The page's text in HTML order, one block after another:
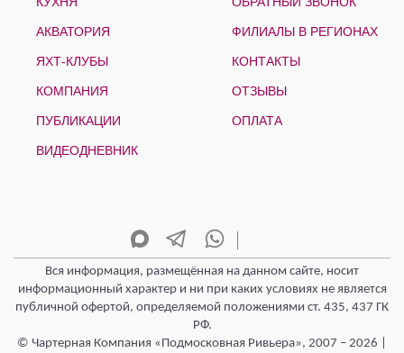
АКВАТОРИЯ
ЯХТ-КЛУБЫ
КОМПАНИЯ
ПУБЛИКАЦИИ
ВИДЕОДНЕВНИК
ФИЛИАЛЫ В РЕГИОНАХ
КОНТАКТЫ
ОТЗЫВЫ
ОПЛАТА
Вся информация, размещённая на данном сайте, носит
информационный характер и ни при каких условиях не является
публичной офертой, определяемой положениями ст. 435, 437 ГК
РФ.
© Чартерная Компания «Подмосковная Ривьера», 2007 – 2026 |